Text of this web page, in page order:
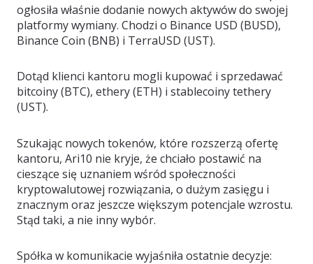
ogłosiła właśnie dodanie nowych aktywów do swojej
platformy wymiany. Chodzi o Binance USD (BUSD),
Binance Coin (BNB) i TerraUSD (UST).
Dotąd klienci kantoru mogli kupować i sprzedawać
bitcoiny (BTC), ethery (ETH) i stablecoiny tethery
(UST).
Szukając nowych tokenów, które rozszerzą ofertę
kantoru, Ari10 nie kryje, że chciało postawić na
cieszące się uznaniem wśród społeczności
kryptowalutowej rozwiązania, o dużym zasięgu i
znacznym oraz jeszcze większym potencjale wzrostu.
Stąd taki, a nie inny wybór.
Spółka w komunikacie wyjaśniła ostatnie decyzje: